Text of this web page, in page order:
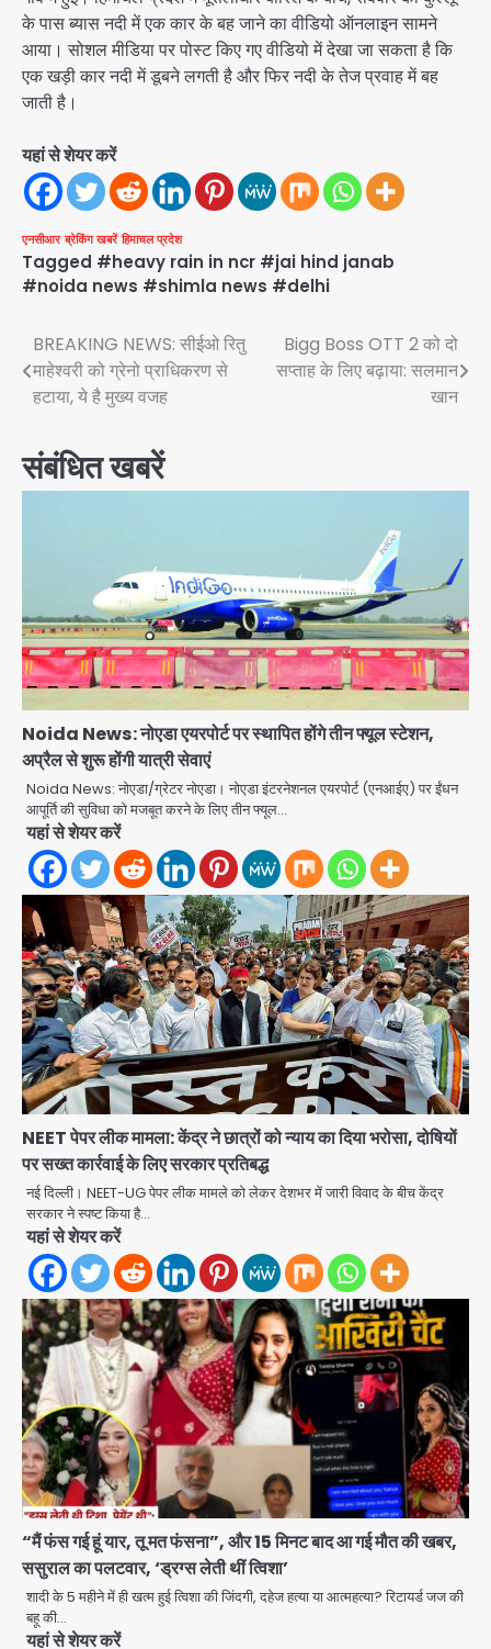
के पास ब्यास नदी में एक कार के बह जाने का वीडियो ऑनलाइन सामने
आया। सोशल मीडिया पर पोस्ट किए गए वीडियो में देखा जा सकता है कि
एक खड़ी कार नदी में डूबने लगती है और फिर नदी के तेज प्रवाह में बह
जाती है।
यहां से शेयर करें
एनसीआर ब्रेकिंग खबरें हिमाचल प्रदेश
Tagged #heavy rain in ncr #jai hind janab
#noida news #shimla news #delhi
Post
navigation
BREAKING NEWS: सीईओ रितु
माहेश्वरी को ग्रेनो प्राधिकरण से
हटाया, ये है मुख्य वजह
Bigg Boss OTT 2 को दो
सप्ताह के लिए बढ़ाया: सलमान
खान
संबंधित खबरें
Noida News: नोएडा एयरपोर्ट पर स्थापित होंगे तीन फ्यूल स्टेशन,
अप्रैल से शुरू होंगी यात्री सेवाएं
Noida News: नोएडा/ग्रेटर नोएडा। नोएडा इंटरनेशनल एयरपोर्ट (एनआईए) पर ईंधन
आपूर्ति की सुविधा को मजबूत करने के लिए तीन फ्यूल…
यहां से शेयर करें
NEET पेपर लीक मामला: केंद्र ने छात्रों को न्याय का दिया भरोसा, दोषियों
पर सख्त कार्रवाई के लिए सरकार प्रतिबद्ध
नई दिल्ली। NEET-UG पेपर लीक मामले को लेकर देशभर में जारी विवाद के बीच केंद्र
सरकार ने स्पष्ट किया है…
यहां से शेयर करें
“मैं फंस गई हूं यार, तू मत फंसना”, और 15 मिनट बाद आ गई मौत की खबर,
ससुराल का पलटवार, ‘ड्रग्स लेती थीं त्विशा’
शादी के 5 महीने में ही खत्म हुई त्विशा की जिंदगी, दहेज हत्या या आत्महत्या? रिटायर्ड जज की
बहू की…
यहां से शेयर करें
2
10 साल की सजा सुनाई
Avinash Kumar
3
Air India Flight Turbulence: हवा
में 5 मिनट तक कांपी फ्लाइट, क्रू मेंबर्स को रीढ़
की हड्डी में गंभीर चोट; नागरिक उड्डयन मंत्री
पहुंचे अस्पताल
Avinash Kumar
4
Road accidents wreak havoc
in Uttar Pradesh: अतीक अहमद के बेटे
अबान की मौत, हमीरपुर में बस-टैंकर भिड़ंत में
तीन की जान गई
Avinash Kumar
5
GBU Noida AI Centre: जीबीयू में बनेगा
एआई और ग्रीन स्किल्स सेंटर, यूपी के 15 हजार